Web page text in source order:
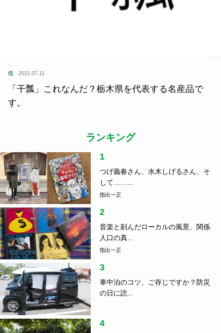
住 2021.07.11
「干瓢」これなんだ？栃木県を代表する名産品で
す。
ランキング
1
つげ義春さん、水木しげるさん、そ
して……...
指出一正
2
音楽と刻んだローカルの風景、関係
人口の真...
指出一正
3
車中泊のコツ、ご存じですか？防災
の日に読...
4